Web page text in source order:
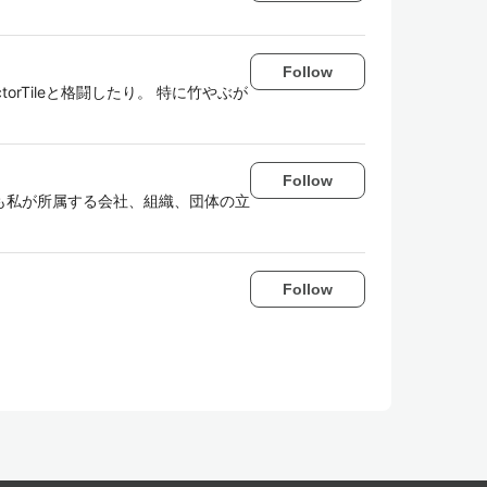
と格闘したり。 特に竹やぶが
Follow
が所属する会社、組織、団体の立
Follow
Follow